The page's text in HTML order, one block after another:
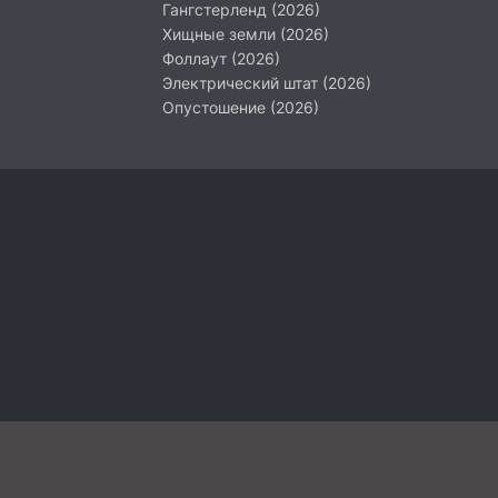
Гангстерленд (2026)
Хищные земли (2026)
Фоллаут (2026)
Электрический штат (2026)
Опустошение (2026)